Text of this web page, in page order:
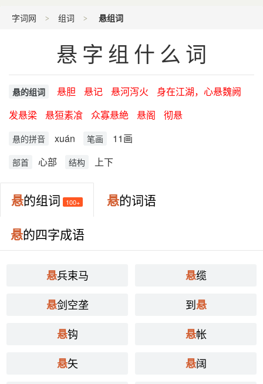
字词网 组词 悬组词
悬字组什么词
悬的组词 悬胆 悬记 悬河泻火
身在江湖，心悬魏阙
发悬梁
悬狟素飡 众寡悬絶 悬阁 彻悬
悬的拼音 xuán 笔画 11画
部首 心部 结构 上下
悬的组词 100+ 悬的词语
悬的四字成语
悬兵束马 悬缆
悬剑空垄 到悬
悬钩 悬帐
悬矢 悬阔